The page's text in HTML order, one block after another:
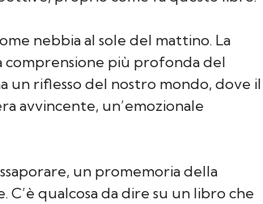
nebbia al sole del mattino. La
comprensione più profonda del
un riflesso del nostro mondo, dove il
avvincente, un’emozionale
un promemoria della
qualcosa da dire su un libro che